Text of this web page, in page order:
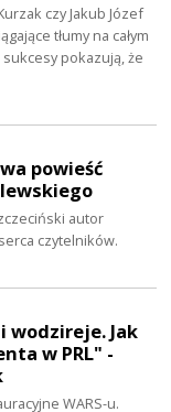
czy Jakub Józef
tłumy na całym
pokazują, że
powieść
autor
czytelników.
wodzireje. Jak
w PRL" -
WARS-u.